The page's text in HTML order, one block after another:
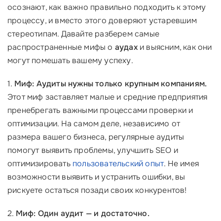
осознают, как важно правильно подходить к этому
процессу, и вместо этого доверяют устаревшим
стереотипам. Давайте разберем самые
распространенные мифы о аудахи выясним, как они
могут помешать вашему успеху.
1. Миф: Аудиты нужны только крупным компаниям.
Этот миф заставляет малые и средние предприятия
пренебрегать важными процессами проверки и
оптимизации. На самом деле, независимо от
размера вашего бизнеса, регулярные аудиты
помогут выявить проблемы, улучшить SEO и
оптимизировать пользовательский опыт. Не имея
возможности выявить и устранить ошибки, вы
рискуете остаться позади своих конкурентов!
2. Миф: Один аудит — и достаточно.